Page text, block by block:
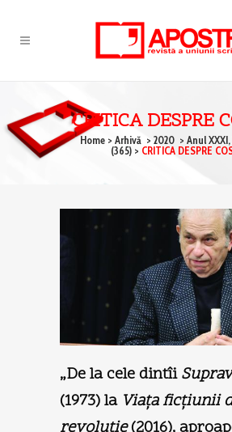
CRITICA DESPRE
Home> Arhivă > 2020 > Anul
(365) > CRITICA DESPRE
„De la cele dintîi
(1973) la Viaţa ficţiunii